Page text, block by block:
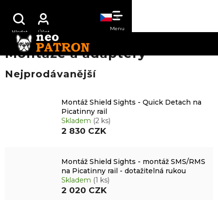
obsah
Montáže a adaptéry
Nejprodávanější
Montáž Shield Sights - Quick Detach na
Picatinny rail
Skladem (2 ks)
2 830 CZK
Montáž Shield Sights - montáž SMS/RMS
na Picatinny rail - dotažitelná rukou
Skladem (1 ks)
2 020 CZK